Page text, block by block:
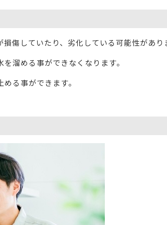
傷していたり、劣化している可能性があり
溜める事ができなくなります。
る事ができます。